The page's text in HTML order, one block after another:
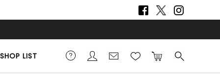
SHOP LIST